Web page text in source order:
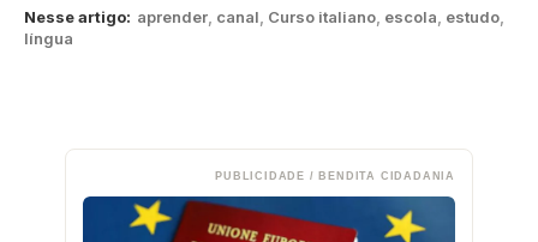
Nesse artigo: aprender canal Curso italiano escola estudo
língua
PUBLICIDADE / BENDITA CIDADANIA